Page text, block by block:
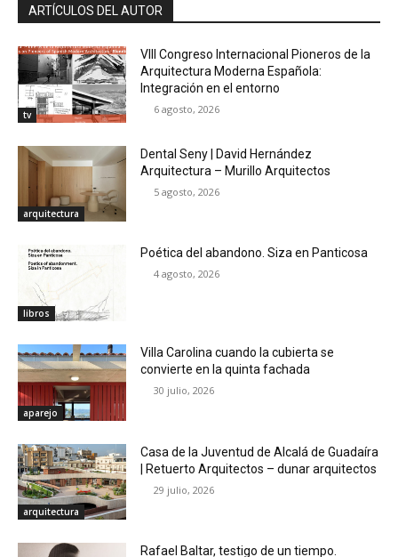
ARTÍCULOS DEL AUTOR
tv
VIII Congreso Internacional Pioneros de la
Arquitectura Moderna Española:
Integración en el entorno
6 agosto, 2026
arquitectura
Dental Seny | David Hernández
Arquitectura – Murillo Arquitectos
5 agosto, 2026
libros
Poética del abandono. Siza en Panticosa
4 agosto, 2026
aparejo
Villa Carolina cuando la cubierta se
convierte en la quinta fachada
30 julio, 2026
arquitectura
Casa de la Juventud de Alcalá de Guadaíra
| Retuerto Arquitectos – dunar arquitectos
29 julio, 2026
Rafael Baltar, testigo de un tiempo.